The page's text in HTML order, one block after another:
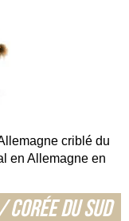
criblé du
en Allemagne en
Corée du Sud